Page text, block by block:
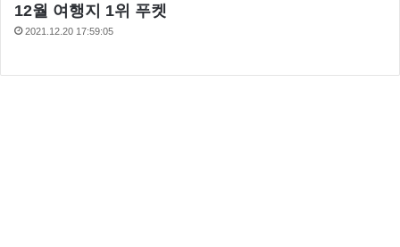
12월 여행지 1위 푸켓
2021.12.20 17:59:05